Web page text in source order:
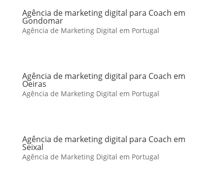
Agência de marketing digital para Coach em
Gondomar
Agência de Marketing Digital em Portugal
Agência de marketing digital para Coach em
Oeiras
Agência de Marketing Digital em Portugal
Agência de marketing digital para Coach em
Seixal
Agência de Marketing Digital em Portugal